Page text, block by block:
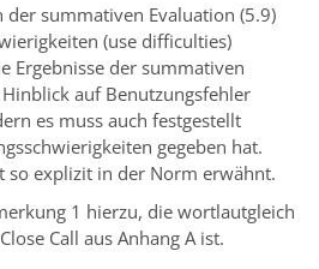
summativen Evaluation (5.9)
(use difficulties)
Ergebnisse der summativen
auf Benutzungsfehler
es muss auch festgestellt
gegeben hat.
so explizit in der Norm erwähnt.
1 hierzu, die wortlautgleich
Call aus Anhang A ist.